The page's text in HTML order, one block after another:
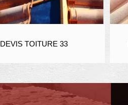
DEVIS TOITURE 33